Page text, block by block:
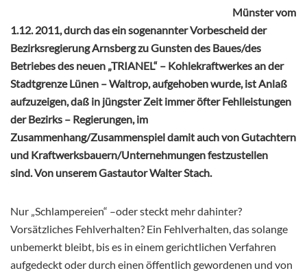
Münster vom
1.12. 2011, durch das ein sogenannter Vorbescheid der
Bezirksregierung Arnsberg zu Gunsten des Baues/des
Betriebes des neuen „TRIANEL“ – Kohlekraftwerkes an der
Stadtgrenze Lünen – Waltrop, aufgehoben wurde, ist Anlaß
aufzuzeigen, daß in jüngster Zeit immer öfter Fehlleistungen
der Bezirks – Regierungen, im
Zusammenhang/Zusammenspiel damit auch von Gutachtern
und Kraftwerksbauern/Unternehmungen festzustellen
sind.Von unserem Gastautor Walter Stach.
Nur „Schlampereien“ –oder steckt mehr dahinter?
Vorsätzliches Fehlverhalten? Ein Fehlverhalten, das solange
unbemerkt bleibt, bis es in einem gerichtlichen Verfahren
aufgedeckt oder durch einen öffentlich gewordenen und von